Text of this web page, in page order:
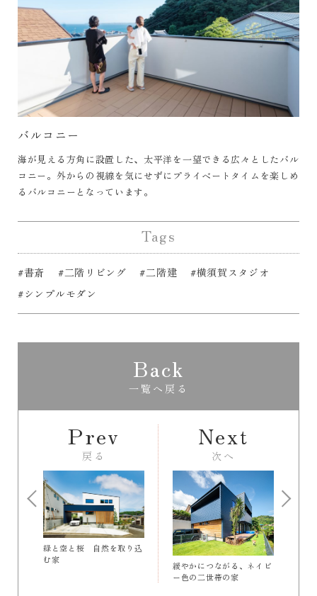
バルコニー
海が見える方角に設置した、太平洋を一望できる広々としたバル
コニー。外からの視線を気にせずにプライベートタイムを楽しめ
るバルコニーとなっています。
Tags
#書斎 #二階リビング #二階建
#横須賀スタジオ
#シンプルモダン
Prev
戻る
緑と空と桜 自然を取り込
む家
Back
一覧へ戻る
緩やかにつながる、ネイビ
ー色の二世帯の家
Next
次へ